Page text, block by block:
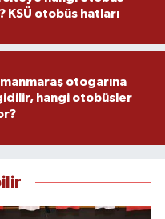
KSÜ otobüs hatları
otogarına
hangi otobüsler